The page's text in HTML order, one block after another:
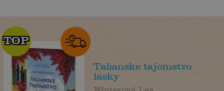
TOP
TOP
Talianske tajomstvo
lásky
Winterová Lea